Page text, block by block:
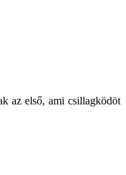
az első, ami csillagködöt